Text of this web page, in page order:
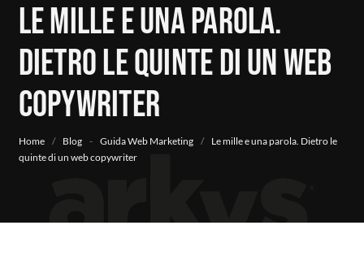
Le mille e una parola.
Dietro le quinte di un web
copywriter
Home / Blog - Guida Web Marketing /
Le mille e una parola. Dietro le
quinte di un web copywriter